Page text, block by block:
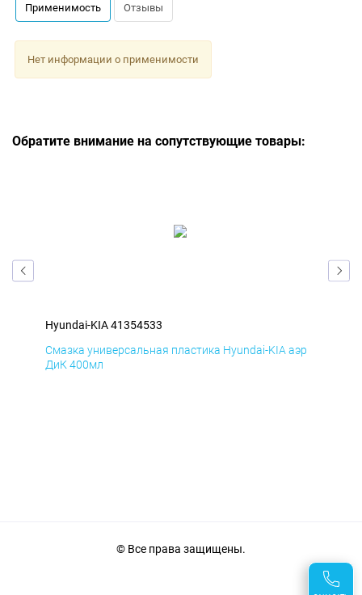
Применимость Отзывы
Нет информации о применимости
Обратите внимание на сопутствующие товары:
Hyundai-KIA 41354533
Смазка универсальная пластика Hyundai-KIA аэр
ДиК 400мл
© Все права защищены.